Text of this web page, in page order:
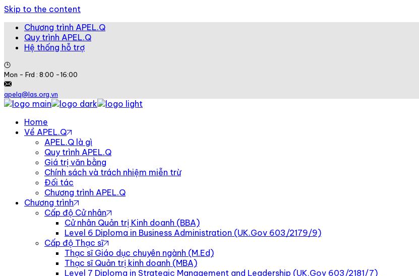
Skip to the content
Chương trình APEL.Q
Quy trình APEL.Q
Hệ thống hỗ trợ
Mon - Frd : 8:00 -16:00
apelq@las.org.vn
Home
Về APEL.Q
APEL.Q là gì
Quy trình APEL.Q
Giá trị văn bằng
Chính sách và trách nhiệm miễn trừ
Đối tác
Chương trình APEL.Q
Chương trình
Cấp độ Cử nhân
Cử nhân Quản trị Kinh doanh (BBA)
Level 6 Diploma in Business Administration (UK.Gov 603/2179/9)
Cấp độ Thạc sĩ
Thạc sĩ Giáo dục chuyên ngành (M.Ed)
Thạc sĩ Quản trị kinh doanh (MBA)
Level 7 Diploma in Strategic Management and Leadership (UK.Gov 603/2181/7)